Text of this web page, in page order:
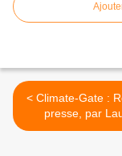
< Climate-Gate : Revue de
presse, par
Berthod